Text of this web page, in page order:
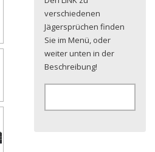
verschiedenen
Jägersprüchen finden
Sie im Menü, oder
weiter unten in der
Beschreibung!